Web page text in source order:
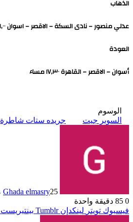
الذهاب
عدلي منصور – نادى السكة – الاقصر – اسوان ٢١,٠٠ مساء.
العودة
أسوان – الاقصر – القاهرة ۱۷,۳۰ مساء
الوسوم
السوبر جيت
جريده ستات شاطرة
Ghada elmasry25 مايو، 2025
0
دقيقة واحدة
فيسبوك تويتر لينكدإن بينتيريست